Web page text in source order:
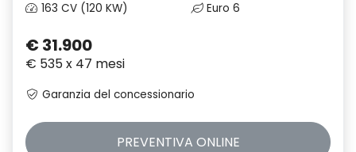
163 CV (120 KW)
Euro 6
€ 31.900
€ 535 x 47 mesi
Garanzia del concessionario
PREVENTIVA ONLINE